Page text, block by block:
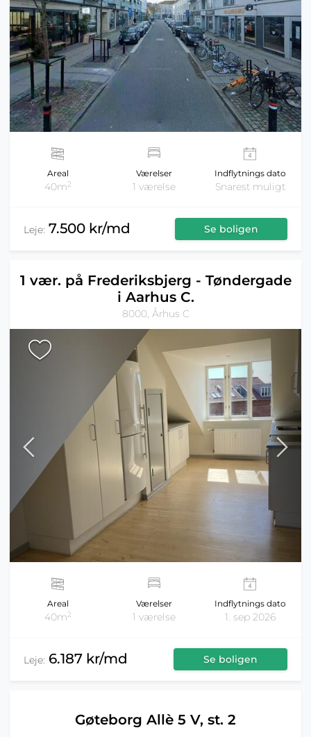
Areal
40m2
Værelser
1 værelse
Indflytnings dato
Snarest muligt
Leje: 7.500 kr/md Se boligen
1 vær. på Frederiksbjerg - Tøndergade
i Aarhus C.
8000, Århus C
Areal
40m2
Værelser
1 værelse
Indflytnings dato
1. sep 2026
Leje: 6.187 kr/md Se boligen
Gøteborg Allè 5 V, st. 2